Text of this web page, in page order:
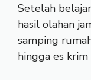
Setelah
hasil olahan
samping
hingga es